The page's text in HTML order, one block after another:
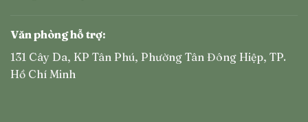
Văn phòng hỗ trợ:
131 Cây Da, KP Tân Phú, Phường Tân Đông Hiệp, TP.
Hồ Chí Minh